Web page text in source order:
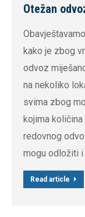
Otežan
kako je zbog
odvoz
na nekoliko
svima zbog
kojima
redovnog
mogu odložiti i
Read article